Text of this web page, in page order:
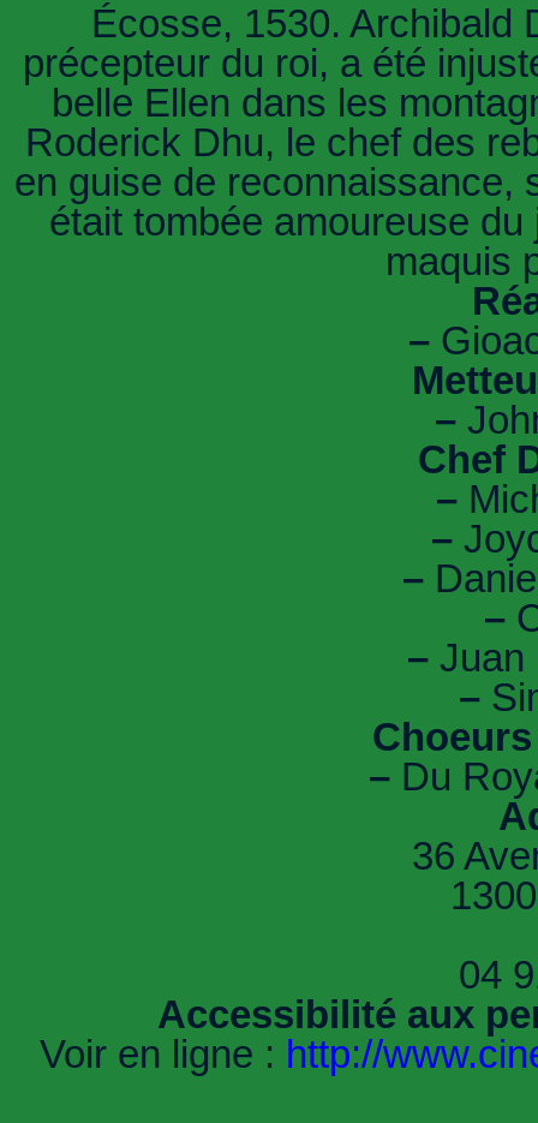
Écosse, 1530. Archibald
précepteur du roi, a été
belle Ellen dans les
Roderick Dhu, le chef des
en guise de reconnaissance,
était tombée amoureuse
maquis
–
–
Chef
–
–
–
–
– Juan
–
– Du
36
04
Accessibilité aux
Voir en ligne : http://